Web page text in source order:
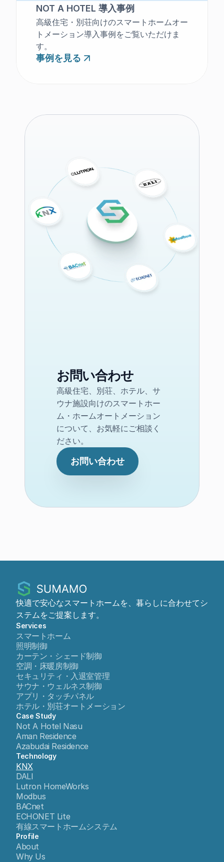
NOT A HOTEL 導入事例
高級住宅・別荘向けのスマートホームオー
トメーション導入事例をご覧いただけま
す。
事例を見る
お問い合わせ
高級住宅、別荘、ホテル、サ
ウナ施設向けのスマートホー
ム・ホームオートメーション
について、お気軽にご相談く
ださい。
お問い合わせ
快適で安心なスマートホームを、暮らしに合わせてシ
ステムをご提案します。
Services
スマートホーム
照明制御
カーテン・シェード制御
空調・床暖房制御
セキュリティ・入退室管理
サウナ・ウェルネス制御
アプリ・タッチパネル
ホテル・別荘オートメーション
Case Study
Not A Hotel Nasu
Aman Residence
Azabudai Residence
Technology
KNX
DALI
Lutron HomeWorks
Modbus
BACnet
ECHONET Lite
有線スマートホームシステム
Profile
About
Why Us